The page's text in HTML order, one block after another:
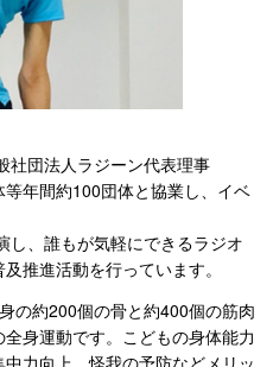
社団法人ラジーン代表理事
年間約100団体と協業し、イベ
し、誰もが気軽にできるラジオ
推進活動を行っています。
の約200個の骨と約400個の筋肉
身運動です。こどもの身体能力
力向上、怪我の予防などメリッ